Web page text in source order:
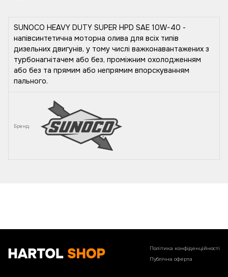
SUNOCO HEAVY DUTY SUPER HPD SAE 10W-40 -
напівсинтетична моторна олива для всіх типів
дизельних двигунів, у тому числі важконавантажених з
турбонагнітачем або без, проміжним охолодженням
або без та прямим або непрямим впорскуванням
пального.
Бренд:
Політика конфіденційності
Публічна оферта